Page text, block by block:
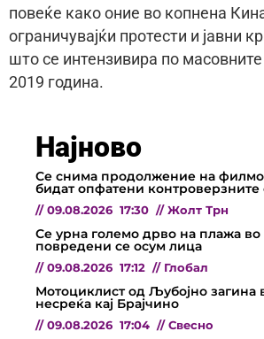
повеќе како оние во копнена
ограничувајќи протести и јавни
што се интензивира по
2019 година.
Најново
Се снима продолжение на
бидат опфатени
// 09.08.2026 17:30 // Жолт Трн
Се урна големо дрво на плажа
повредени се осум лица
// 09.08.2026 17:12 // Глобал
Мотоциклист од Љубојно загина
несреќа кај Брајчино
// 09.08.2026 17:04 // Свесно